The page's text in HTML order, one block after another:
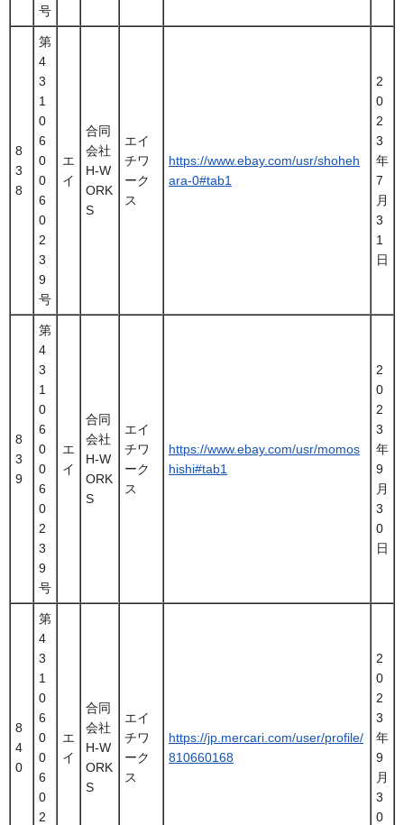
号
8
3
8
第
4
3
1
0
6
0
0
6
0
2
3
9
号
エ
イ
合同
会社
H-W
ORK
S
エイ
チワ
ーク
ス
https://www.ebay.com/usr/shoheh
ara-0#tab1
2
0
2
3
年
7
月
3
1
日
8
3
9
第
4
3
1
0
6
0
0
6
0
2
3
9
号
エ
イ
合同
会社
H-W
ORK
S
エイ
チワ
ーク
ス
https://www.ebay.com/usr/momos
hishi#tab1
2
0
2
3
年
9
月
3
0
日
8
4
0
第
4
3
1
0
6
0
0
6
0
2
エ
イ
合同
会社
H-W
ORK
S
エイ
チワ
ーク
ス
https://jp.mercari.com/user/profile/
810660168
2
0
2
3
年
9
月
3
0